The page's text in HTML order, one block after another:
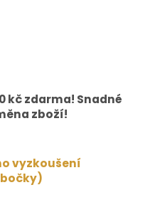
kč zdarma! Snadné
zboží!
vyzkoušení